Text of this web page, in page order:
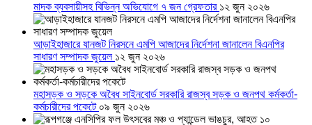
মাদক ব্যবসায়ীসহ বিভিন্ন অভিযোগে ৭ জন গ্রেফতার ১২ জুন ২০২৬
আড়াইহাজারে যানজট নিরসনে এমপি আজাদের নির্দেশনা জানালেন বিএনপির
সাধারণ সম্পাদক জুয়েল ১২ জুন ২০২৬
মহাসড়ক ও সড়কে অবৈধ সাইনবোর্ড সরকারি রাজস্ব সড়ক ও জনপথ কর্মকর্তা-
কর্মচারীদের পকেটে ০৯ জুন ২০২৬